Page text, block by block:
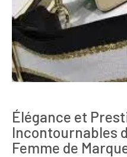
Élégance et
Incontournables
Femme de